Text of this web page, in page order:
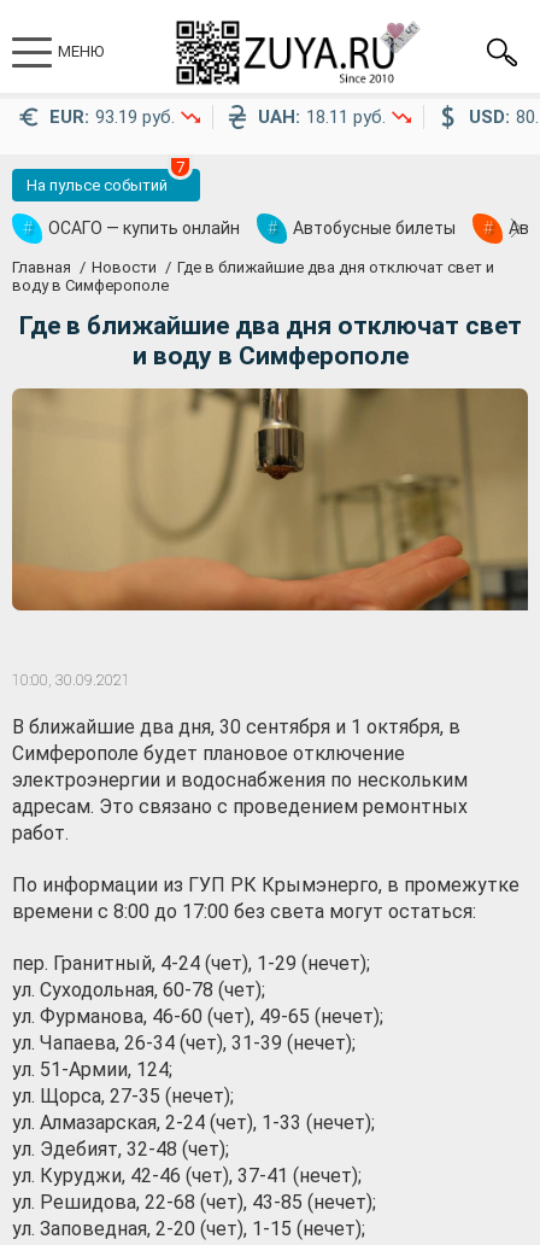
МЕНЮ
EUR: 93.19 руб. UAH: 18.11 руб. USD:
На пульсе событий
7
# ОСАГО — купить онлайн # Автобусные билеты #
Главная Новости
Где в ближайшие два дня отключат свет и
воду в Симферополе
Где в ближайшие два дня отключат свет
и воду в Симферополе
10:00, 30.09.2021
В ближайшие два дня, 30 сентября и 1 октября, в
Симферополе будет плановое отключение
электроэнергии и водоснабжения по нескольким
адресам. Это связано с проведением ремонтных
работ.
По информации из ГУП РК Крымэнерго, в промежутке
времени с 8:00 до 17:00 без света могут остаться:
пер. Гранитный, 4-24 (чет), 1-29 (нечет);
ул. Суходольная, 60-78 (чет);
ул. Фурманова, 46-60 (чет), 49-65 (нечет);
ул. Чапаева, 26-34 (чет), 31-39 (нечет);
ул. 51-Армии, 124;
ул. Щорса, 27-35 (нечет);
ул. Алмазарская, 2-24 (чет), 1-33 (нечет);
ул. Эдебият, 32-48 (чет);
ул. Куруджи, 42-46 (чет), 37-41 (нечет);
ул. Решидова, 22-68 (чет), 43-85 (нечет);
ул. Заповедная, 2-20 (чет), 1-15 (нечет);